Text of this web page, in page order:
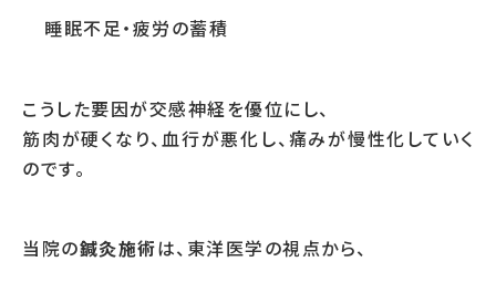
睡眠不足・疲労の蓄積
こうした要因が交感神経を優位にし、
筋肉が硬くなり、血行が悪化し、痛みが慢性化していく
のです。
当院の鍼灸施術は、東洋医学の視点から、